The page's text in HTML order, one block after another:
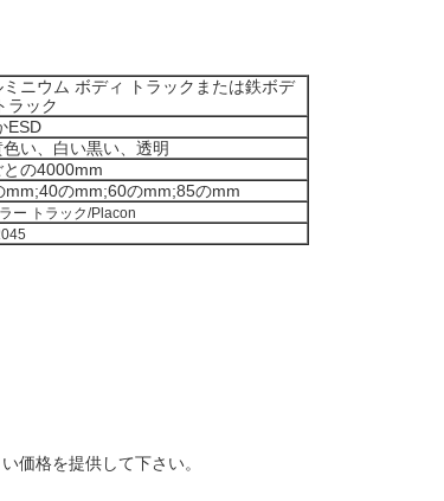
ミニウム ボディ トラックまたは鉄ボデ
ラック
ESD
色い、白い黒い、透明
との4000mm
mm;40のmm;60のmm;85のmm
ー トラック/Placon
価格を提供して下さい。